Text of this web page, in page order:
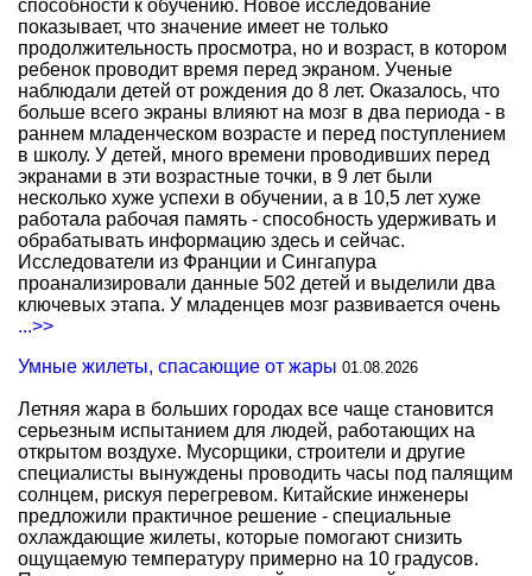
способности к обучению. Новое исследование
показывает, что значение имеет не только
продолжительность просмотра, но и возраст, в котором
ребенок проводит время перед экраном. Ученые
наблюдали детей от рождения до 8 лет. Оказалось, что
больше всего экраны влияют на мозг в два периода - в
раннем младенческом возрасте и перед поступлением
в школу. У детей, много времени проводивших перед
экранами в эти возрастные точки, в 9 лет были
несколько хуже успехи в обучении, а в 10,5 лет хуже
работала рабочая память - способность удерживать и
обрабатывать информацию здесь и сейчас.
Исследователи из Франции и Сингапура
проанализировали данные 502 детей и выделили два
ключевых этапа. У младенцев мозг развивается очень
...>>
Умные жилеты, спасающие от жары 01.08.2026
Летняя жара в больших городах все чаще становится
серьезным испытанием для людей, работающих на
открытом воздухе. Мусорщики, строители и другие
специалисты вынуждены проводить часы под палящим
солнцем, рискуя перегревом. Китайские инженеры
предложили практичное решение - специальные
охлаждающие жилеты, которые помогают снизить
ощущаемую температуру примерно на 10 градусов.